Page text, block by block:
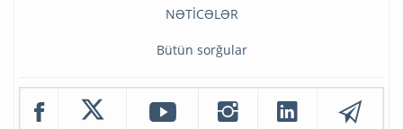
NƏTİCƏLƏR
Bütün sorğular